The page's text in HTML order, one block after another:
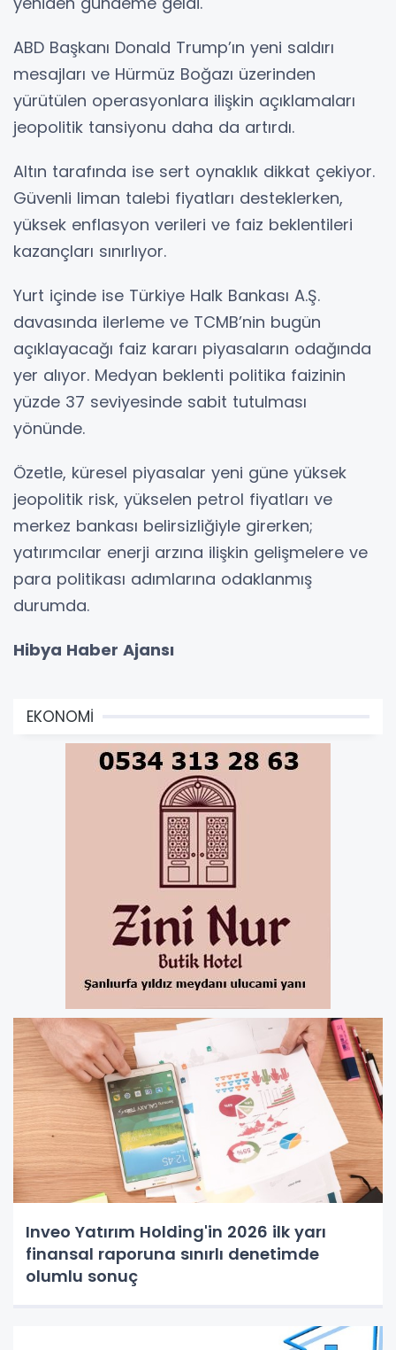
ABD Başkanı Donald Trump’ın yeni saldırı
mesajları ve Hürmüz Boğazı üzerinden
yürütülen operasyonlara ilişkin açıklamaları
jeopolitik tansiyonu daha da artırdı.
Altın tarafında ise sert oynaklık dikkat çekiyor.
Güvenli liman talebi fiyatları desteklerken,
yüksek enflasyon verileri ve faiz beklentileri
kazançları sınırlıyor.
Yurt içinde ise Türkiye Halk Bankası A.Ş.
davasında ilerleme ve TCMB’nin bugün
açıklayacağı faiz kararı piyasaların odağında
yer alıyor. Medyan beklenti politika faizinin
yüzde 37 seviyesinde sabit tutulması
yönünde.
Özetle, küresel piyasalar yeni güne yüksek
jeopolitik risk, yükselen petrol fiyatları ve
merkez bankası belirsizliğiyle girerken;
yatırımcılar enerji arzına ilişkin gelişmelere ve
para politikası adımlarına odaklanmış
durumda.
Hibya Haber Ajansı
EKONOMİ
Inveo Yatırım Holding'in 2026 ilk yarı
finansal raporuna sınırlı denetimde
olumlu sonuç